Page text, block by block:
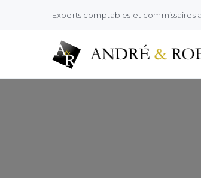
Experts comptables et commissaires